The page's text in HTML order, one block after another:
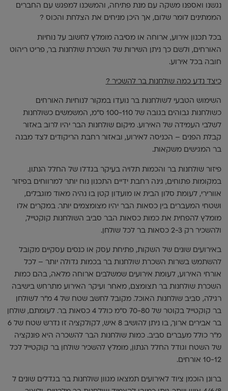
נגשנו ואספנו משקה עם מנת פתיחה, והמשכנו למפגש עם החברים
הממתינים לומר שלום, אך היכן מניחים את הצלחת והכוס ?
בכל תכנון אירוע, ארוחה או מסיבה מומלץ לחשוב על נוחיות
האורחים, ולשם כך ניתן השירות של השכרת שולחנות בר, פריט ריהוט
חובה בכל אירוע.
כיצד נדע כמה שולחנות בר להשכיר ?
השימוש הטבעי לשולחנות בר נועדו במקור לנוחיות האורחים
כשולחנות גבוהים בגובה של 100-110 ס"מ, המשמשים כשולחנות
לשלבי העמידה של האירוע. מיקום שולחנות הבר יהיו לרוב באזור
קבלת הפנים – הכניסה לאירוע, ובאזור רחבת הריקודים לצד מבנה
בר המגישים משקאות.
פיזור שולחנות בר והכמות תלויה בעיקר בגדלו של החלל הנתון.
במקומות פתוחים, גינה רחבת ידיים התכנון נוח יותר למרווחים בפיזור
אוורירי, לעומת סלון הבית או מועדון קטן בו נהיה מאוד מוגבלים,
ושטחי המעברים בין כסאות הבר יהיו מצומצמים יותר. במקרים אלו
מומלץ להפחית את כמות כסאות הבר סביב השולחנות קוקטייל,
ולהשכיר רק 2-3 כסאות בר לכל שולחן.
באירועים שונים של השקות, פתיחת עסק או כנסים עסקיים מקובל
להשתמש בשרות השכרת שולחנות בר בכמות גדולה יותר – לכל
אורחי האירוע, לעומת אירועים שמשלבים ארוחה מלאה, בהם כמות
השכרת שולחנות בר תצומצם, מאחר ועיקר האירוע מתרחש בישיבה
רגילה, סביב שולחנות האוכל. מקובל לחשב שטח של 4 מ"ר לשולחן
בר קוקטייל בקוטר של 70-80 ס"מ כולל 4 כסאות בר. לעומתם, שולחן
בר אבירים ארוך, בו ניתן להושיב 8 איש, לקולקציה זו נדרש שטח של 6
מ"ר כולל מעברים סביב. כמות שולחנות הבר להשכרה היא פונקציה
של השטח וגודל החלל הנתון, מומלץ להשכיר שולחן בר קוקטייל לכל
10-12 אורחים.
ברונן הוכמן ציוד לאירועים תמצאו מגוון שולחנות בר בגדלים שונים ל